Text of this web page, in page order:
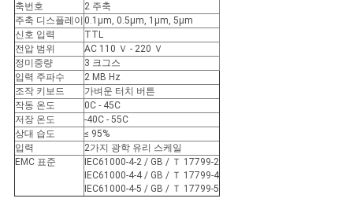
축번호
2 주축
주축 디스플레이 0.1μm, 0.5μm, 1μm, 5μm
신호 입력
TTL
전압 범위
AC 110 Ｖ - 220 Ｖ
정미중량
3 크그스
입력 주파수
2 MB Hz
조작 키보드
가벼운 터치 버튼
작동 온도
0C - 45C
저장 온도
-40C - 55C
상대 습도
≤ 95%
입력
2가지 광학 유리 스케일
EMC 표준
IEC61000-4-2 / GB / Ｔ 17799-2
IEC61000-4-4 / GB / Ｔ 17799-4
IEC61000-4-5 / GB / Ｔ 17799-5